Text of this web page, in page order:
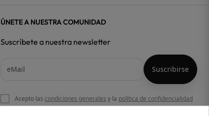
ÚNETE A NUESTRA COMUNIDAD
Suscríbete a nuestra newsletter
Acepto las condiciones generales y la política de confidencialidad